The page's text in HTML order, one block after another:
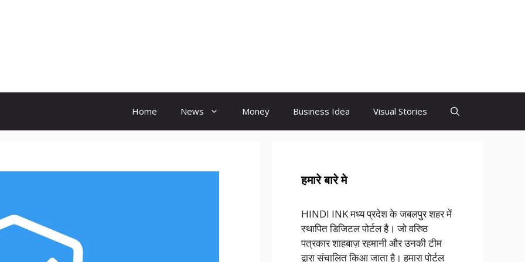
Home News Money Business Idea Visual Stories
हमारे बारे मे
HINDI INK मध्य प्रदेश के जबलपुर शहर में
स्थापित डिजिटल पोर्टल है। जो वरिष्ठ
पत्रकार शाहबाज़ रहमानी और उनकी टीम
द्वारा संचालित किआ जाता है। हमारा पोर्टल